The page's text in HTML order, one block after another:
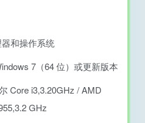
和操作系统
7（64 位）或更新版本
Core i3,3.20GHz / AMD
GHz